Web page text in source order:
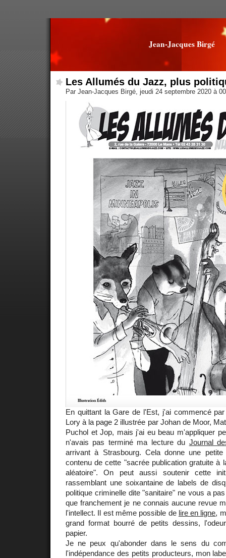
Jean-Jacques Birgé
Les Allumés du Jazz, plus
Par Jean-Jacques Birgé, jeudi 24 septembre 2020 à
En quittant la Gare de l'Est, j'ai commencé
Lory à la page 2 illustrée par Johan de Moor,
Puchol et Jop, mais j'ai eu beau m'appliquer
n'avais pas terminé ma lecture du Journal
arrivant à Strasbourg. Cela donne une
contenu de cette "sacrée publication gratuite à
aléatoire". On peut aussi soutenir cette
rassemblant une soixantaine de labels de
politique criminelle dite "sanitaire" ne vous a
que franchement je ne connais aucune revue
l'intellect. Il est même possible de lire en ligne,
grand format bourré de petits dessins,
papier.
Je ne peux qu'abonder dans le sens du
l'indépendance des petits producteurs, mon